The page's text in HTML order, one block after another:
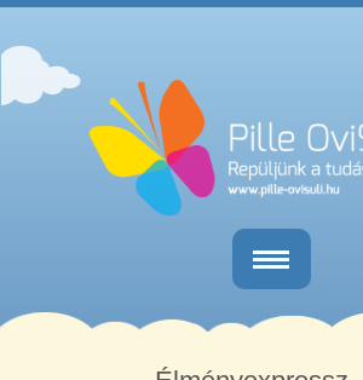
Home
Egésznapos iskola-előkészítő